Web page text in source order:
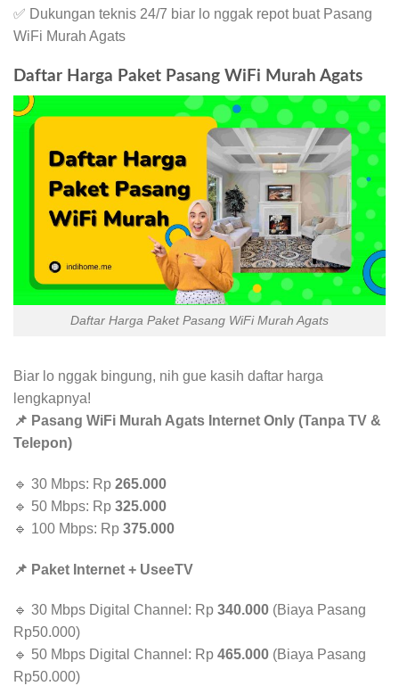
✅ Dukungan teknis 24/7 biar lo nggak repot buat Pasang
WiFi Murah Agats
Daftar Harga Paket Pasang WiFi Murah Agats
Daftar Harga Paket Pasang WiFi Murah Agats
Biar lo nggak bingung, nih gue kasih daftar harga
lengkapnya!
📌 Pasang WiFi Murah Agats Internet Only (Tanpa TV &
Telepon)
🔹 30 Mbps: Rp 265.000
🔹 50 Mbps: Rp 325.000
🔹 100 Mbps: Rp 375.000
📌 Paket Internet + UseeTV
🔹 30 Mbps Digital Channel: Rp 340.000 (Biaya Pasang
Rp50.000)
🔹 50 Mbps Digital Channel: Rp 465.000 (Biaya Pasang
Rp50.000)